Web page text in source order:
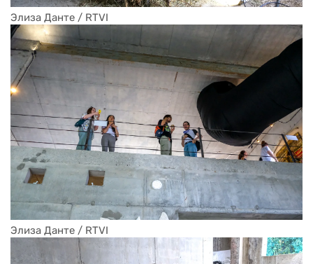
Элиза Данте / RTVI
Элиза Данте / RTVI